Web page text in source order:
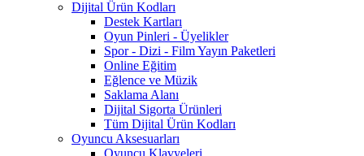
Dijital Ürün Kodları
Destek Kartları
Oyun Pinleri - Üyelikler
Spor - Dizi - Film Yayın Paketleri
Online Eğitim
Eğlence ve Müzik
Saklama Alanı
Dijital Sigorta Ürünleri
Tüm Dijital Ürün Kodları
Oyuncu Aksesuarları
Oyuncu Klavyeleri